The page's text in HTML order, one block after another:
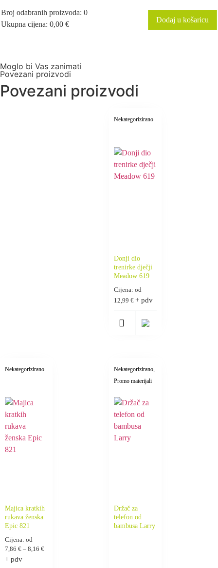
Broj odabranih proizvoda: 0
Ukupna cijena: 0,00 €
Dodaj u košaricu
Moglo bi Vas zanimati
Povezani proizvodi
Povezani proizvodi
Nekategorizirano
Donji dio
trenirke dječji
Meadow 619
Cijena: od
12,99 € + pdv
Nekategorizirano
Majica kratkih
rukava ženska
Epic 821
Cijena: od
7,86 € – 8,16 €
+ pdv
Nekategorizirano,
Promo materijali
Držač za
telefon od
bambusa Larry